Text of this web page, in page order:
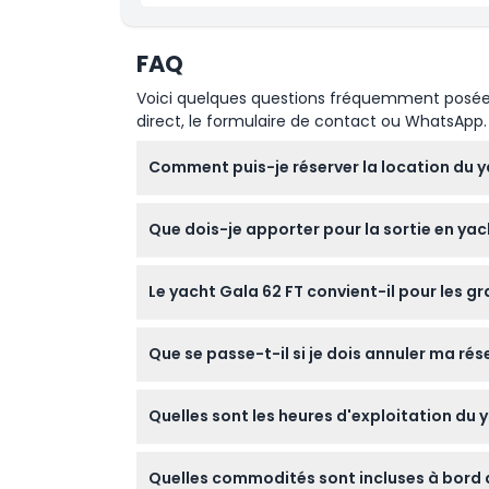
FAQ
Voici quelques questions fréquemment
direct, le formulaire de contact ou WhatsApp.
Comment puis-je réserver la location du
disponibilité lors du processus de
Que dois-je apporter pour la sortie en
en été, des vestes légères pour les soirées
Le yacht Gala 62 FT convient-il pour les
célébrations spéciales.
Que se passe-t-il si je dois annuler ma
heures avant entraîneront des frais de 100
Quelles sont les heures d'exploitation du
la Palme de Jumeirah, le Burj Al Arab,
Quelles commodités sont incluses à bord